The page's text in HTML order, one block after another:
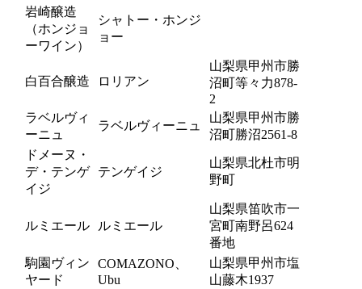
岩崎醸造
（ホンジョ
ーワイン）
シャトー・ホンジ
ョー
白百合醸造 ロリアン
山梨県甲州市勝
沼町等々力878-
2
ラベルヴィ
ーニュ
ラベルヴィーニュ
山梨県甲州市勝
沼町勝沼2561-8
ドメーヌ・
デ・テンゲ
イジ
テンゲイジ
山梨県北杜市明
野町
ルミエール ルミエール
山梨県笛吹市一
宮町南野呂624
番地
駒園ヴィン
ヤード
COMAZONO、
Ubu
山梨県甲州市塩
山藤木1937